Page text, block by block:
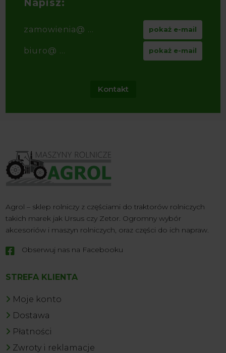
Napisz:
zamowienia@ ... pokaż e-mail
biuro@ ... pokaż e-mail
Kontakt
Agrol – sklep rolniczy z częściami do traktorów rolniczych
takich marek jak Ursus czy Zetor. Ogromny wybór
akcesoriów i maszyn rolniczych, oraz części do ich napraw.
 Obserwuj nas na Facebooku
STREFA KLIENTA
Moje konto
Dostawa
Płatności
Zwroty i reklamacje